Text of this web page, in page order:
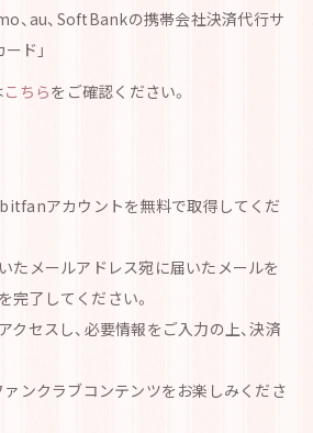
、au、SoftBankの携帯会社決済代行サ
ド」
こちらをご確認ください。
bitfanアカウントを無料で取得してくだ
たメールアドレス宛に届いたメールを
完了してください。
クセスし、必要情報をご入力の上、決済
ァンクラブコンテンツをお楽しみくださ